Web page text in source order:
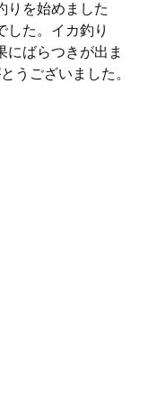
りを始めました
した。イカ釣り
にばらつきが出ま
うございました。